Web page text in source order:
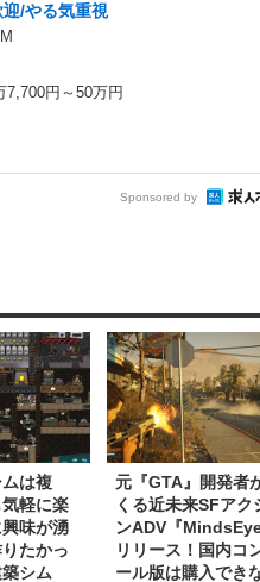
/やる気重視
7,700円～50万円
Sponsored by
ムは複
軽に楽
味が湧
たかっ
シム
元『GTA』開発者
くる近未来SFアク
ンADV『MindsEye
リリース！国内コ
ール版は購入でき